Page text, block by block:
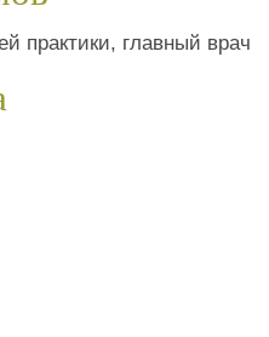
практики, главный врач